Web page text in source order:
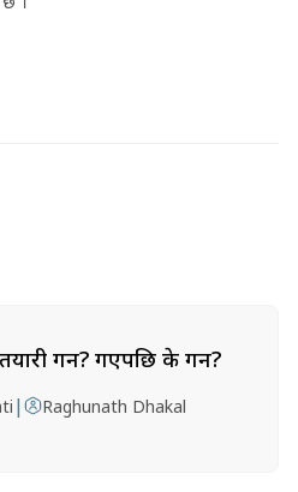
गर्ने? गएपछि के गर्ने?
| Raghunath Dhakal